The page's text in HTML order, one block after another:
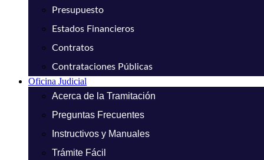
Presupuesto
Estados Financieros
Contratos
Contrataciones Públicas
Oficina Judicial
Acerca de la Tramitación
Preguntas Frecuentes
Instructivos y Manuales
Trámite Fácil